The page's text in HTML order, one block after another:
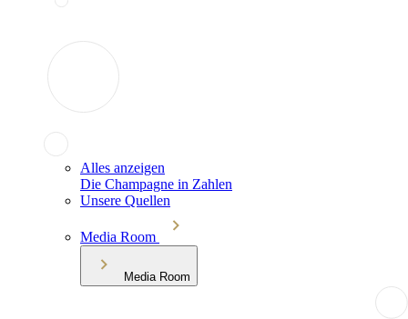
Alles anzeigen
Die Champagne in Zahlen
Unsere Quellen
Media Room
Media Room